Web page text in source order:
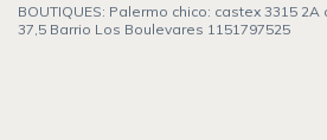
BOUTIQUES: Palermo chico: castex 3315
37,5 Barrio Los Boulevares 1151797525